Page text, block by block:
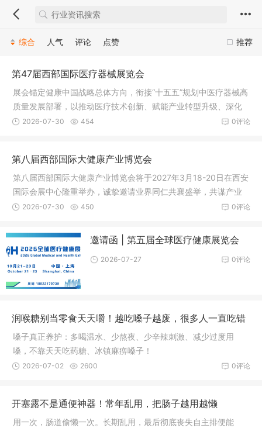
推荐
综合 人气 评论 点赞
第47届西部国际医疗器械展览会
展会锚定健康中国战略总体方向，衔接“十五五”规划中医疗器械高
质量发展部署，以推动医疗技术创新、赋能产业转型升级、深化
行业交流合作为发展目标，构建集“展览展示+高端论坛+服务贸
商、经销商、专业观众等各界代表，共筑医疗健康事业创新高
地。
0评论
2026-07-30 454
第八届西部国际大健康产业博览会
第八届西部国际大健康产业博览会将于2027年3月18-20日在西安
国际会展中心隆重举办，诚挚邀请业界同仁共襄盛举，共谋产业
创新发展，共拓合作共赢新局。
0评论
2026-07-30 450
邀请函 | 第五届全球医疗健康展览会
0评论
2026-07-27
润喉糖别当零食天天嚼！越吃嗓子越废，很多人一直吃错
嗓子真正养护：多喝温水、少熬夜、少辛辣刺激、减少过度用
嗓，不靠天天吃药糖、冰镇麻痹嗓子！
0评论
2026-07-02 2600
开塞露不是通便神器！常年乱用，把肠子越用越懒
用一次，肠道偷懒一次。长期乱用，最后彻底丧失自主排便能